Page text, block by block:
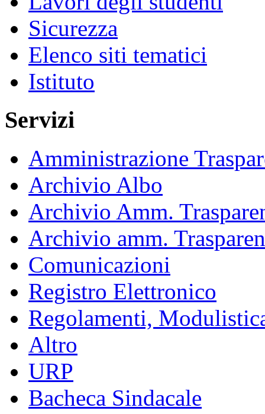
Sicurezza
Elenco siti tematici
Istituto
Servizi
Amministrazione
Archivio Albo
Archivio Amm.
Archivio amm.
Comunicazioni
Registro Elettronico
Regolamenti,
Altro
URP
Bacheca Sindacale